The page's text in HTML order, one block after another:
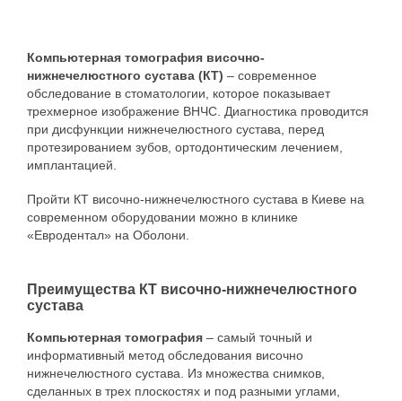
В клинике Eurodental есть врачи всех
специализаций. И каждого пациента перед
установкой брекетов, есть возможность пройти
обследование, выявить и пролечить все свои
зубные проблемы, в одном месте, согласно
детальному плану лечения, который любезно
составят наши доктора.
— Сапфировые брекеты;
— Лингвальные брекеты;
— Самолигирующие брекеты;
— Брекеты с многопетлевой дугой.
виды брекетов начиная от обычных
металлокерамических до брекетов с
многопетлевой дугой.
справится с самыми тяжелыми случаями
неправильного прикуса и избежать
оперативного вмешательства.
Также в нашей клинике вам могут предложить
лечение неправильно прикуса элайнерами.
Компьютерная томография височно-
нижнечелюстного сустава (КТ) – современное
обследование в стоматологии, которое показывает
трехмерное изображение ВНЧС. Диагностика проводится
при дисфункции нижнечелюстного сустава, перед
протезированием зубов, ортодонтическим лечением,
имплантацией.
Пройти КТ височно-нижнечелюстного сустава в Киеве на
современном оборудовании можно в клинике
«Евродентал» на Оболони.
Преимущества КТ височно-нижнечелюстного
сустава
Компьютерная томография – самый точный и
информативный метод обследования височно
нижнечелюстного сустава. Из множества снимков,
сделанных в трех плоскостях и под разными углами,